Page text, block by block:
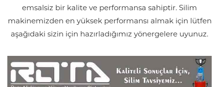
emsalsiz bir kalite ve performansa sahiptir. Silim
makinemizden en yüksek performansı almak için lütfen
aşağıdaki sizin için hazırladığımız yönergelere uyunuz.